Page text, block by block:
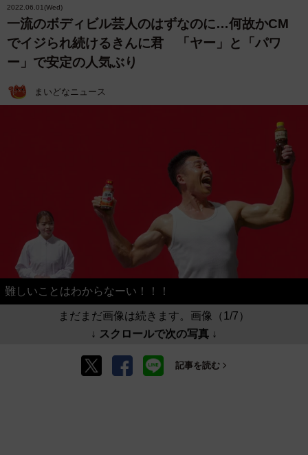
2022.06.01(Wed)
一流のボディビル芸人のはずなのに…何故かCM
でイジられ続けるきんに君 「ヤー」と「パワ
ー」で安定の人気ぶり
まいどなニュース
難しいことはわからなーい！！！
まだまだ画像は続きます。画像（1/7）
↓ スクロールで次の写真 ↓
記事を読む